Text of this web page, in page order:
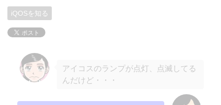
iQOSを知る
アイコスのランプが点灯、点滅してる
んだけど・・・